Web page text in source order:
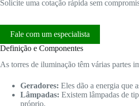
Solicite uma cotação rápida sem
Fale com um especialista
Definição e Componentes
As torres de iluminação têm várias partes
Geradores: Eles dão a energia que
Lâmpadas: Existem lâmpadas de
próprio.